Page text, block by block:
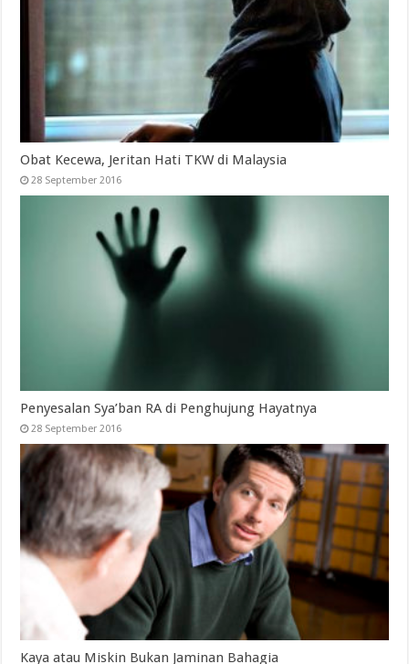
Obat Kecewa, Jeritan Hati TKW di Malaysia
28 September 2016
Penyesalan Sya’ban RA di Penghujung Hayatnya
28 September 2016
Kaya atau Miskin Bukan Jaminan Bahagia